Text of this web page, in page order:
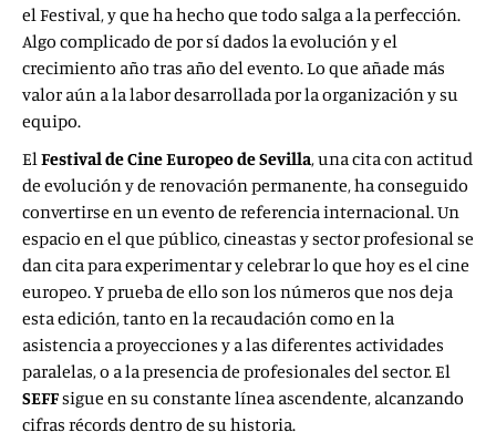
el Festival, y que ha hecho que todo salga a la perfección.
Algo complicado de por sí dados la evolución y el
crecimiento año tras año del evento. Lo que añade más
valor aún a la labor desarrollada por la organización y su
equipo.
ElFestival de Cine Europeo de Sevilla, una citacon actitud
de evolución y de renovación permanente, ha conseguido
convertirse en un evento de referencia internacional. Un
espacio en el que público, cineastas y sector profesionalse
dan cita para experimentar y celebrar lo que hoy es el cine
europeo. Y prueba de ello son los números que nos deja
esta edición, tanto en la recaudación como en la
asistencia a proyecciones y a las diferentes actividades
paralelas, o a la presencia de profesionales del sector. El
SEFFsigue en su constante línea ascendente, alcanzando
cifras récords dentro de su historia.